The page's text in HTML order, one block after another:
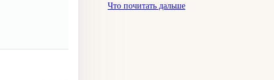
Что почитать дальше